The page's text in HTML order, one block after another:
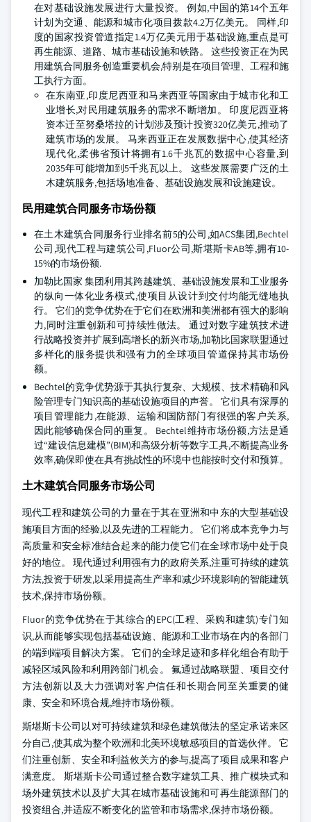
在对基础设施发展进行大量投资。 例如,中国的第14个五年
计划为交通、能源和城市化项目拨款4.2万亿美元。 同样,印
度的国家投资管道指定1.4万亿美元用于基础设施,重点是可
再生能源、道路、城市基础设施和铁路。 这些投资正在为民
用建筑合同服务创造重要机会,特别是在项目管理、工程和施
工执行方面。
在东南亚,印度尼西亚和马来西亚等国家由于城市化和工
业增长,对民用建筑服务的需求不断增加。 印度尼西亚将
资本迁至努桑塔拉的计划涉及预计投资320亿美元,推动了
建筑市场的发展。 马来西亚正在发展数据中心,使其经济
现代化,柔佛省预计将拥有1.6千兆瓦的数据中心容量,到
2035年可能增加到5千兆瓦以上。 这些发展需要广泛的土
木建筑服务,包括场地准备、基础设施发展和设施建设。
民用建筑合同服务市场份额
在土木建筑合同服务行业排名前5的公司,如ACS集团,Bechtel
公司,现代工程与建筑公司,Fluor公司,斯堪斯卡AB等,拥有10-
15%的市场份额.
加勒比国家 集团利用其跨越建筑、基础设施发展和工业服务
的纵向一体化业务模式,使项目从设计到交付均能无缝地执
行。 它们的竞争优势在于它们在欧洲和美洲都有强大的影响
力,同时注重创新和可持续性做法。 通过对数字建筑技术进
行战略投资并扩展到高增长的新兴市场,加勒比国家联盟通过
多样化的服务提供和强有力的全球项目管道保持其市场份
额。
Bechtel的竞争优势源于其执行复杂、大规模、技术精确和风
险管理专门知识高的基础设施项目的声誉。 它们具有深厚的
项目管理能力,在能源、运输和国防部门有很强的客户关系,
因此能够确保合同的重复。 Bechtel维持市场份额,方法是通
过“建设信息建模”(BIM)和高级分析等数字工具,不断提高业务
效率,确保即使在具有挑战性的环境中也能按时交付和预算。
土木建筑合同服务市场公司
现代工程和建筑公司的力量在于其在亚洲和中东的大型基础设
施项目方面的经验,以及先进的工程能力。 它们将成本竞争力与
高质量和安全标准结合起来的能力使它们在全球市场中处于良
好的地位。 现代通过利用强有力的政府关系,注重可持续的建筑
方法,投资于研发,以采用提高生产率和减少环境影响的智能建筑
技术,保持市场份额。
Fluor的竞争优势在于其综合的EPC(工程、采购和建筑)专门知
识,从而能够实现包括基础设施、能源和工业市场在内的各部门
的端到端项目解决方案。 它们的全球足迹和多样化组合有助于
减轻区域风险和利用跨部门机会。 氟通过战略联盟、项目交付
方法创新以及大力强调对客户信任和长期合同至关重要的健
康、安全和环境合规,维持市场份额。
斯堪斯卡公司以对可持续建筑和绿色建筑做法的坚定承诺来区
分自己,使其成为整个欧洲和北美环境敏感项目的首选伙伴。 它
们注重创新、安全和利益攸关方的参与,提高了项目成果和客户
满意度。 斯堪斯卡公司通过整合数字建筑工具、推广模块式和
场外建筑技术以及扩大其在城市基础设施和可再生能源部门的
投资组合,并适应不断变化的监管和市场需求,保持市场份额。